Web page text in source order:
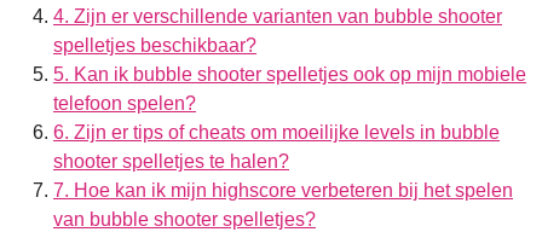
4. Zijn er verschillende varianten van bubble shooter
spelletjes beschikbaar?
5. Kan ik bubble shooter spelletjes ook op mijn mobiele
telefoon spelen?
6. Zijn er tips of cheats om moeilijke levels in bubble
shooter spelletjes te halen?
7. Hoe kan ik mijn highscore verbeteren bij het spelen
van bubble shooter spelletjes?